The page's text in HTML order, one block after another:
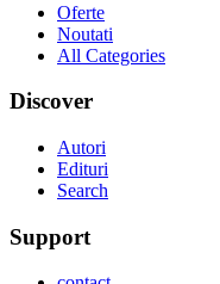
Oferte
Noutati
All Categories
Discover
Autori
Edituri
Search
Support